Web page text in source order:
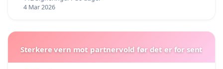
4 Mar 2026
Sterkere vern mot partnervold før det er for sent